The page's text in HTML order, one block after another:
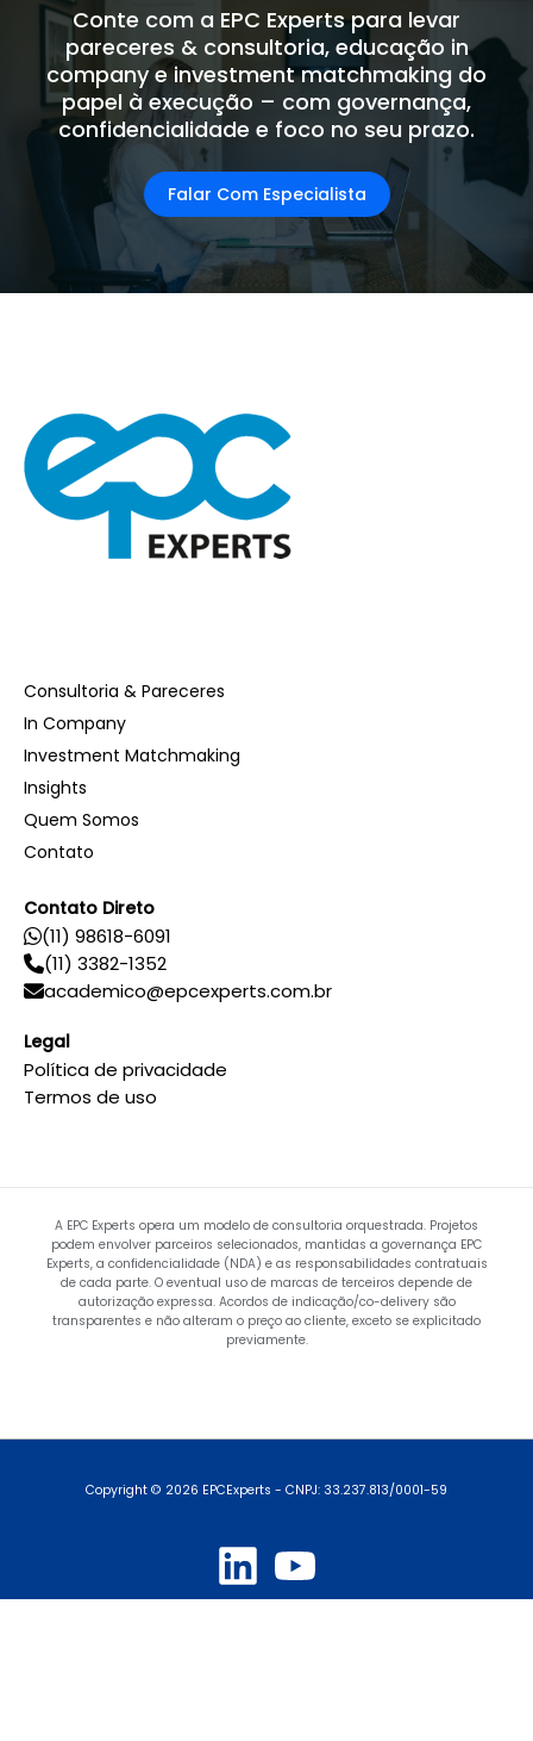
Conte com a EPC Experts para levar
pareceres & consultoria, educação in
company e investment matchmaking do
papel à execução – com governança,
confidencialidade e foco no seu prazo.
Falar Com Especialista
Consultoria & Pareceres
In Company
Investment Matchmaking
Insights
Quem Somos
Contato
Contato Direto
(11) 98618-6091
(11) 3382-1352
academico@epcexperts.com.br
Legal
Política de privacidade
Termos de uso
A EPC Experts opera um modelo de consultoria orquestrada. Projetos
podem envolver parceiros selecionados, mantidas a governança EPC
Experts, a confidencialidade (NDA) e as responsabilidades contratuais
de cada parte. O eventual uso de marcas de terceiros depende de
autorização expressa. Acordos de indicação/co-delivery são
transparentes e não alteram o preço ao cliente, exceto se explicitado
previamente.
Copyright © 2026 EPCExperts - CNPJ: 33.237.813/0001-59